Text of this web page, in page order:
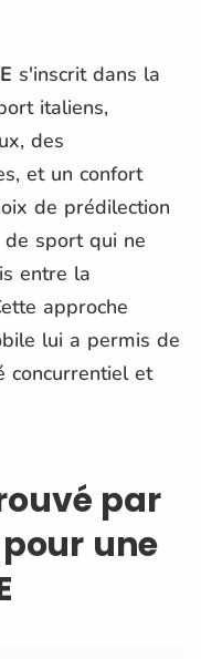
s'inscrit dans la
italiens,
des
et un confort
de prédilection
sport qui ne
entre la
approche
lui a permis de
concurrentiel et
par
une